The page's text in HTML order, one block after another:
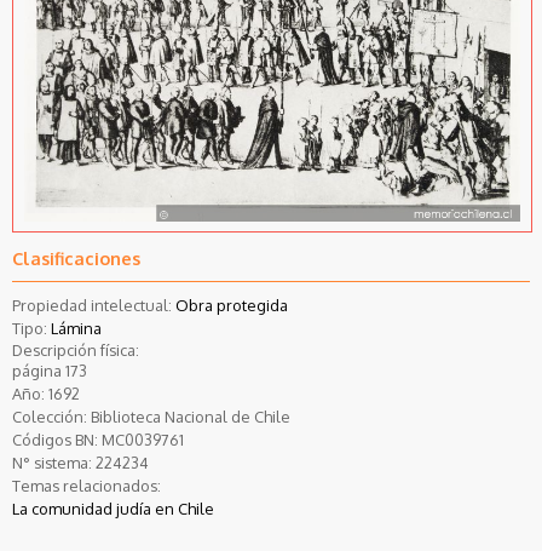
Clasificaciones
Propiedad intelectual: Obra protegida
Tipo: Lámina
Descripción física:
página 173
Año: 1692
Colección: Biblioteca Nacional de Chile
Códigos BN: MC0039761
N° sistema: 224234
Temas relacionados:
La comunidad judía en Chile